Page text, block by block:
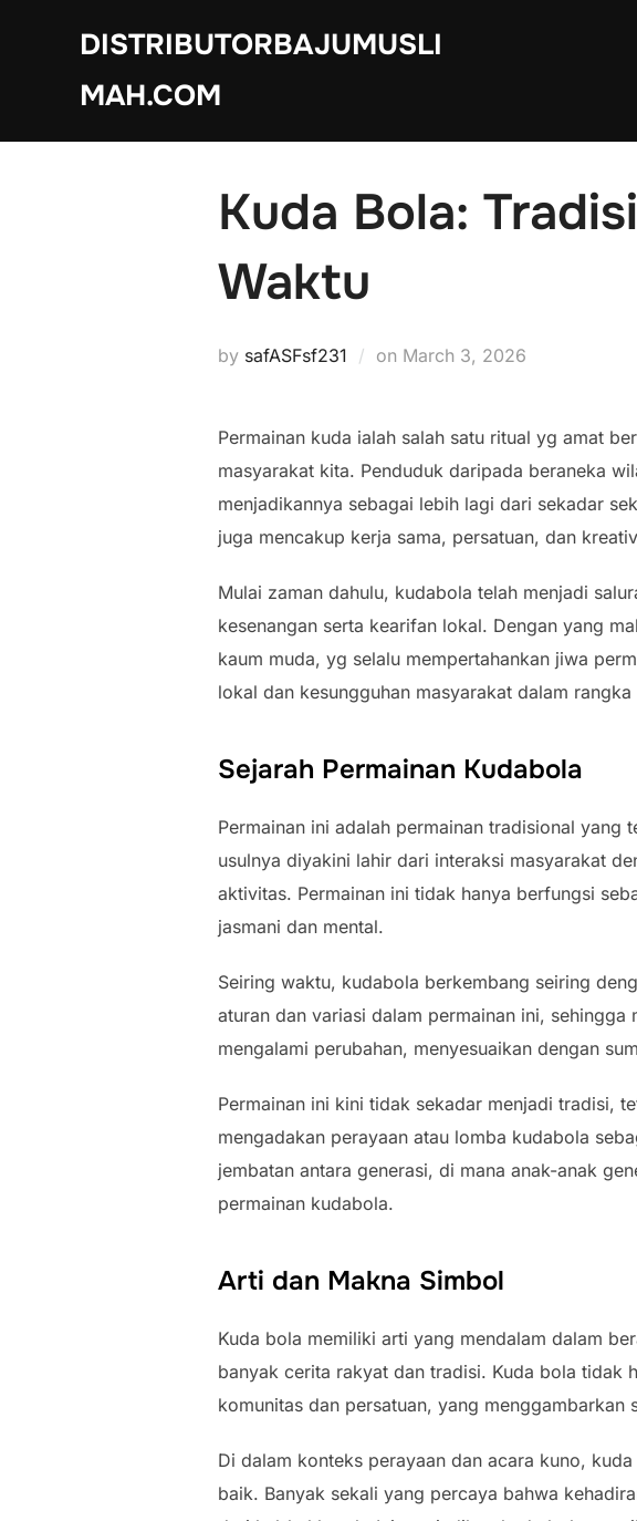
DISTRIBUTORBAJUMUSLI
MAH.COM
Kuda Bola:
Waktu
by safASFsf231 on Posted
March 3, 2026
Permainan kuda ialah salah satu ritual yg amat
masyarakat kita. Penduduk daripada beraneka
menjadikannya sebagai lebih lagi dari sekadar
juga mencakup kerja sama, persatuan, dan
Mulai zaman dahulu, kudabola telah menjadi
kesenangan serta kearifan lokal. Dengan yang
kaum muda, yg selalu mempertahankan jiwa
lokal dan kesungguhan masyarakat dalam
Sejarah Permainan Kudabola
Permainan ini adalah permainan tradisional
usulnya diyakini lahir dari interaksi masyarakat
aktivitas. Permainan ini tidak hanya berfungsi
jasmani dan mental.
Seiring waktu, kudabola berkembang seiring
aturan dan variasi dalam permainan ini,
mengalami perubahan, menyesuaikan dengan
Permainan ini kini tidak sekadar menjadi tradisi,
mengadakan perayaan atau lomba kudabola
jembatan antara generasi, di mana anak-anak
permainan kudabola.
Arti dan Makna Simbol
Kuda bola memiliki arti yang mendalam dalam
banyak cerita rakyat dan tradisi. Kuda bola tidak
komunitas dan persatuan, yang menggambarkan
Di dalam konteks perayaan dan acara kuno,
baik. Banyak sekali yang percaya bahwa